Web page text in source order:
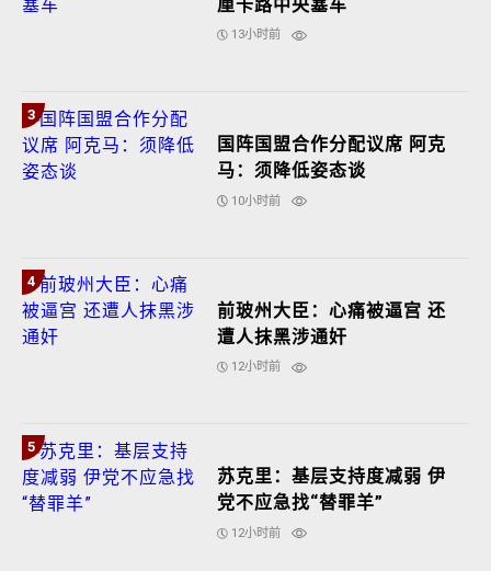
厘卡路中央塞车
13小时前
3
国阵国盟合作分配议席 阿克
马：须降低姿态谈
10小时前
4
前玻州大臣：心痛被逼宫 还
遭人抹黑涉通奸
12小时前
5
苏克里：基层支持度减弱 伊
党不应急找“替罪羊”
12小时前